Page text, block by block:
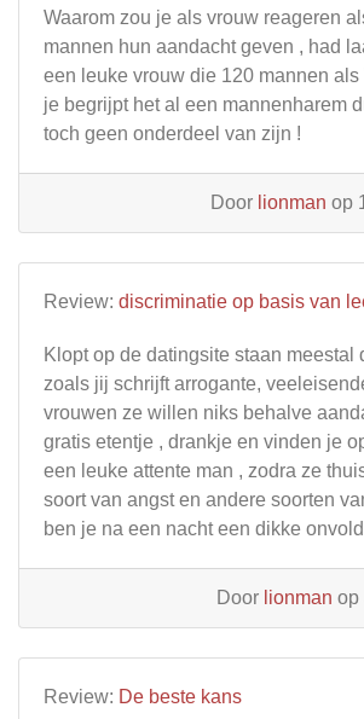
Waarom zou je als vrouw reageren
mannen hun aandacht geven , had
een leuke vrouw die 120 mannen als
je begrijpt het al een mannenharem
toch geen onderdeel van zijn !
Door lionman op
Review: discriminatie op basis van
Klopt op de datingsite staan meestal
zoals jij schrijft arrogante,
vrouwen ze willen niks behalve
gratis etentje , drankje en vinden je
een leuke attente man , zodra ze
soort van angst en andere soorten
ben je na een nacht een dikke
Door lionman op
Review: De beste kans